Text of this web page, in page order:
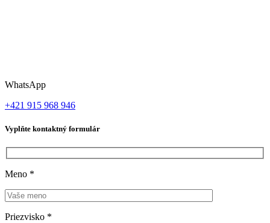
WhatsApp
+421 915 968 946
Vyplňte kontaktný formulár
Meno *
Priezvisko *